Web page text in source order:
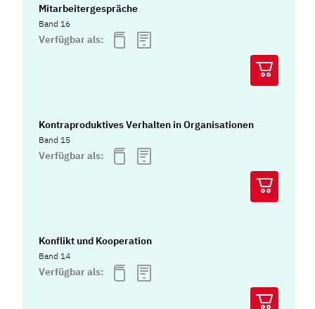
Mitarbeitergespräche
Band 16
Verfügbar als:
Kontraproduktives Verhalten in Organisationen
Band 15
Verfügbar als:
Konflikt und Kooperation
Band 14
Verfügbar als: